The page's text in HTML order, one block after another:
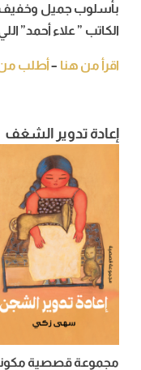
بأسلوب جميل وخفيف
الكاتب ” علاء أحمد”
اقرأ من هنا –أطلب
إعادة تدوير الشغف